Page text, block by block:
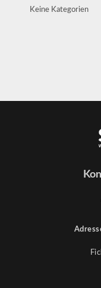
Keine Kategorien